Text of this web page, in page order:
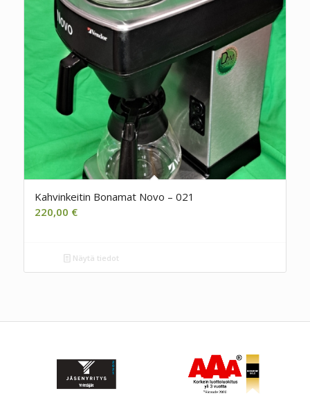
Kahvinkeitin Bonamat Novo – 021
220,00 €
Näytä tiedot